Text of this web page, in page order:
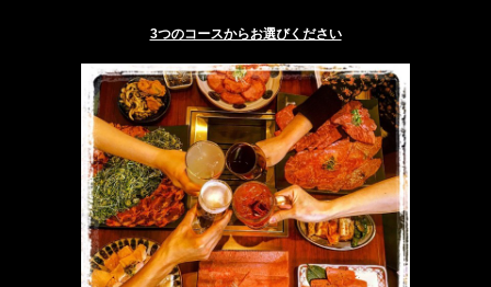
3つのコースからお選びください